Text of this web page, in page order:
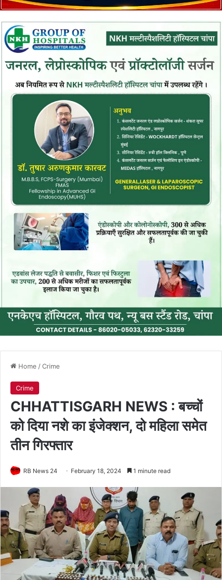
Home /Crime
Crime
CHHATTISGARH NEWS : बच्चों
को दिया नशे का इंजेक्शन, दो महिला समेत
तीन गिरफ्तार
RB News 24 February 18, 2024 1 minute read